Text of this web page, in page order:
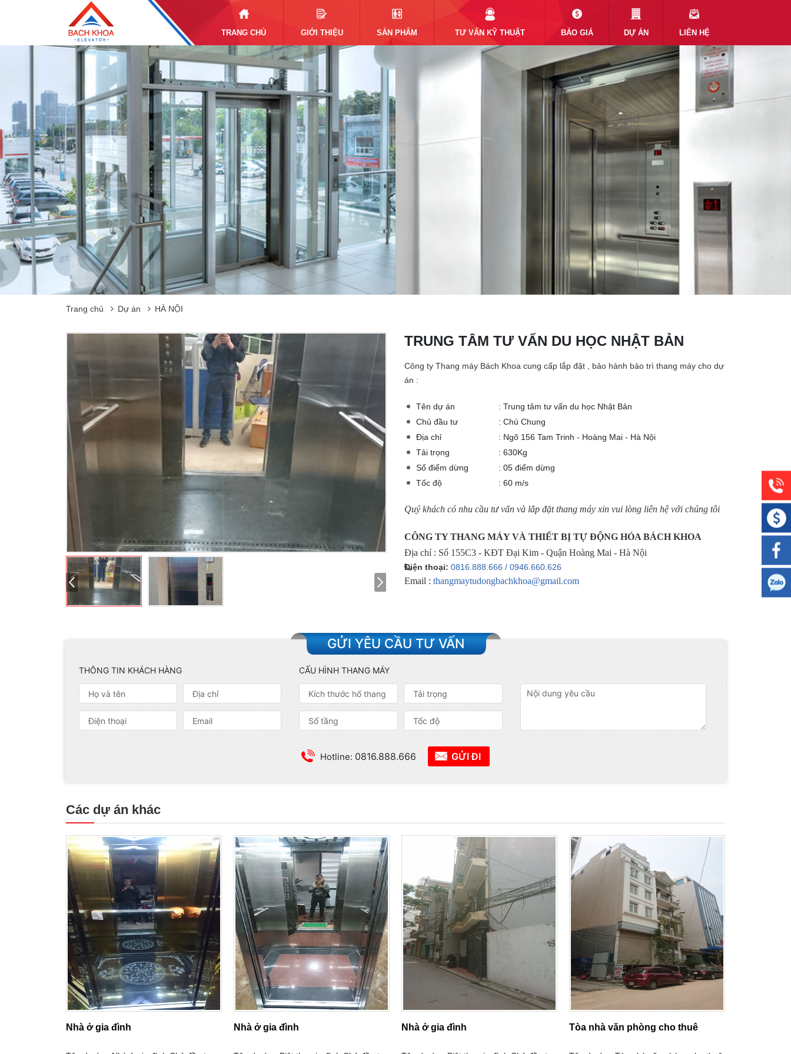
TRANG CHỦ GIỚI THIỆU SẢN PHẨM TƯ VẤN KỸ THUẬT BÁO GIÁ DỰ ÁN LIÊN HỆ
Trang chủ Dự án HÀ NỘI
TRUNG TÂM TƯ VẤN DU HỌC NHẬT BẢN
Công ty Thang máy Bách Khoa cung cấp lắp đặt , bảo hành bảo trì thang máy cho dự
án :
Tên dự án
: Trung tâm tư vấn du học Nhật Bản
Chủ đầu tư
: Chú Chung
Địa chỉ
: Ngõ 156 Tam Trinh - Hoàng Mai - Hà Nội
Tải trọng
: 630Kg
Số điểm dừng
: 05 điểm dừng
Tốc độ
: 60 m/s
Quý khách có nhu cầu tư vấn và lắp đặt thang máy xin vui lòng liên hệ với chúng tôi
CÔNG TY THANG MÁY VÀ THIẾT BỊ TỰ ĐỘNG HÓA BÁCH KHOA
Địa chỉ : Số 155C3 - KĐT Đại Kim - Quận Hoàng Mai - Hà Nội
Điện thoại: 0816.888.666 / 0946.660.626
Email : thangmaytudongbachkhoa@gmail.com
GỬI YÊU CẦU TƯ VẤN
THÔNG TIN KHÁCH HÀNG CẤU HÌNH THANG MÁY
Hotline: 0816.888.666 GỬI ĐI
Các dự án khác
Nhà ở gia đình Nhà ở gia đình Nhà ở gia đình Tòa nhà văn phòng cho thuê